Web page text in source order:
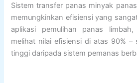
Sistem transfer panas minyak
memungkinkan efisiensi yang
aplikasi pemulihan panas
melihat nilai efisiensi di atas 90% –
tinggi daripada sistem pemanas